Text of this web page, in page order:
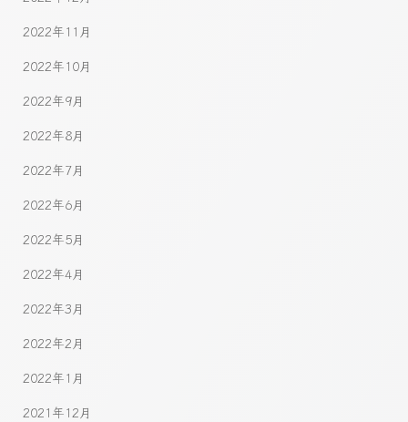
2022年11月
2022年10月
2022年9月
2022年8月
2022年7月
2022年6月
2022年5月
2022年4月
2022年3月
2022年2月
2022年1月
2021年12月